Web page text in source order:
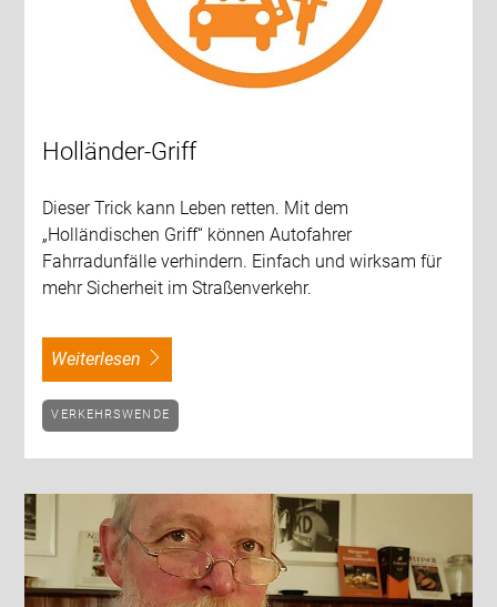
Holländer-Griff
Dieser Trick kann Leben retten. Mit dem
„Holländischen Griff“ können Autofahrer
Fahrradunfälle verhindern. Einfach und wirksam für
mehr Sicherheit im Straßenverkehr.
weiterlesen
VERKEHRSWENDE